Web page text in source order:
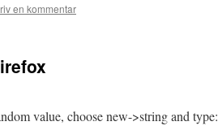
en kommentar
value, choose new->string and type: